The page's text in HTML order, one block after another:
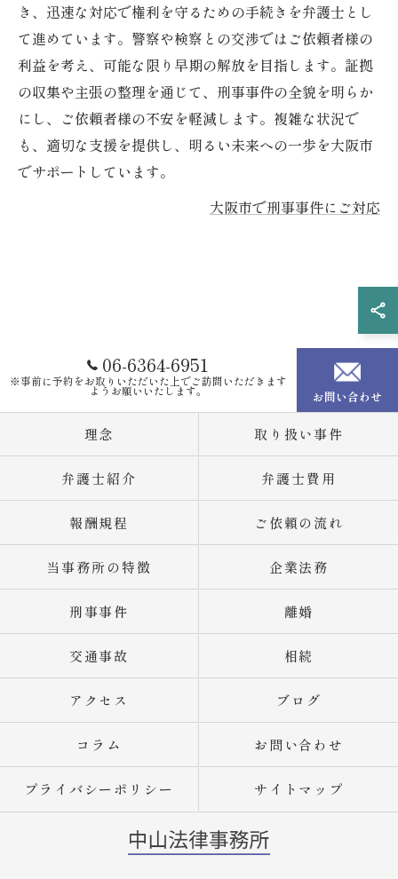
き、迅速な対応で権利を守るための手続きを弁護士とし
て進めています。警察や検察との交渉ではご依頼者様の
利益を考え、可能な限り早期の解放を目指します。証拠
の収集や主張の整理を通じて、刑事事件の全貌を明らか
にし、ご依頼者様の不安を軽減します。複雑な状況で
も、適切な支援を提供し、明るい未来への一歩を大阪市
でサポートしています。
大阪市で刑事事件にご対応
06-6364-6951
※事前に予約をお取りいただいた上でご訪問いただきます
ようお願いいたします。 お問い合わせ
理念 取り扱い事件
弁護士紹介 弁護士費用
報酬規程 ご依頼の流れ
当事務所の特徴 企業法務
刑事事件 離婚
交通事故 相続
アクセス ブログ
コラム お問い合わせ
プライバシーポリシー サイトマップ